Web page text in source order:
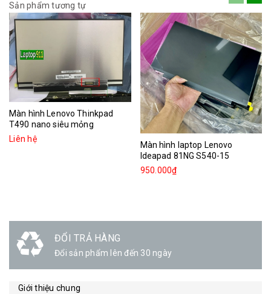
Sản phẩm tương tự
Màn hình Lenovo Thinkpad
T490 nano siêu mỏng
Liên hệ
Màn hình laptop Lenovo
Ideapad 81NG S540-15
950.000₫
ĐỔI TRẢ HÀNG
Đổi sản phẩm lên đến 30 ngày
Giới thiệu chung